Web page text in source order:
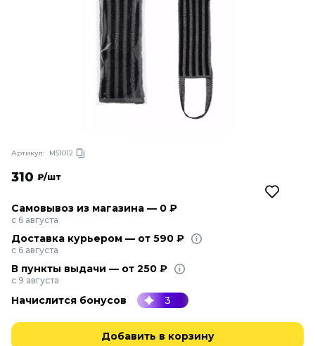
Артикул: М51012
310 ₽/шт
Самовывоз из магазина — 0 ₽
с 6 августа
Доставка курьером — от 590 ₽
с 6 августа
В пункты выдачи — от 250 ₽
с 9 августа
Начислится бонусов 3
Добавить в корзину